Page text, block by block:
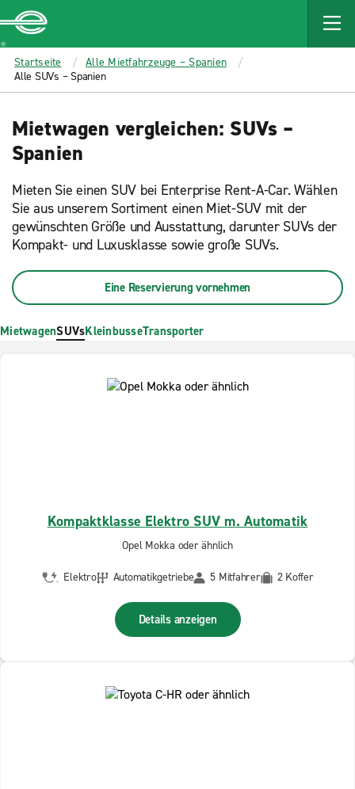
MAIN
CONTENT
Enterprise
Startseite
Alle Mietfahrzeuge – Spanien
Alle SUVs – Spanien
Mietwagen vergleichen: SUVs –
Spanien
Mieten Sie einen SUV bei Enterprise Rent-A-Car. Wählen
Sie aus unserem Sortiment einen Miet-SUV mit der
gewünschten Größe und Ausstattung, darunter SUVs der
Kompakt- und Luxusklasse sowie große SUVs.
Eine Reservierung vornehmen
MietwagenSUVsKleinbusseTransporter
Kompaktklasse Elektro SUV m. Automatik
Opel Mokka oder ähnlich
Elektro Automatikgetriebe 5 Mitfahrer 2 Koffer
Details anzeigen